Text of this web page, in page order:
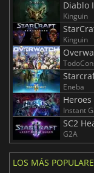
Diablo
Kinguin
Kinguin
Eneba
Instant
SC2
G2A
LOS MÁS